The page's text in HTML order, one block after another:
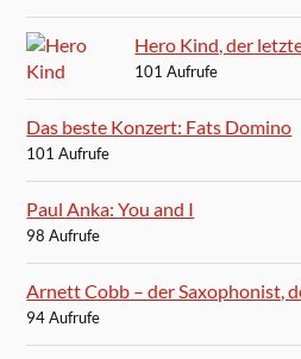
Hero Kind, der
101 Aufrufe
Das beste Konzert: Fats Domino
101 Aufrufe
Paul Anka: You and I
98 Aufrufe
Arnett Cobb – der Saxophonist,
94 Aufrufe